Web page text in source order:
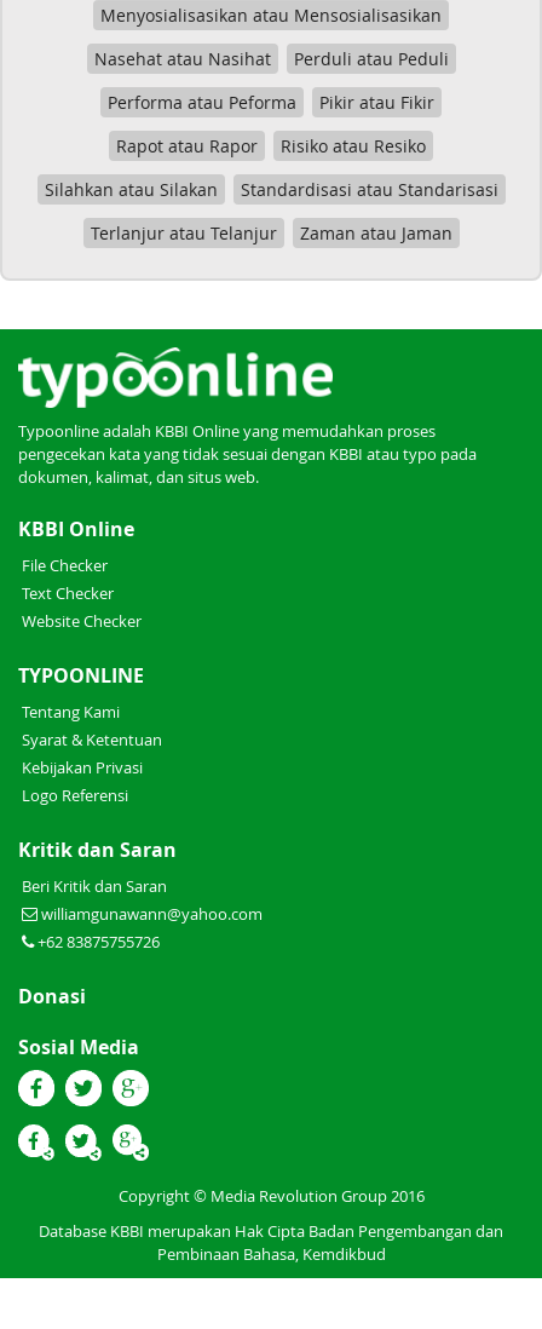
Menyosialisasikan atau Mensosialisasikan
Nasehat atau Nasihat
Perduli atau Peduli
Performa atau Peforma
Pikir atau Fikir
Rapot atau Rapor
Risiko atau Resiko
Silahkan atau Silakan
Standardisasi atau Standarisasi
Terlanjur atau Telanjur
Zaman atau Jaman
Typoonline adalah KBBI Online yang memudahkan proses
pengecekan kata yang tidak sesuai dengan KBBI atau typo pada
dokumen, kalimat, dan situs web.
KBBI Online
File Checker
Text Checker
Website Checker
TYPOONLINE
Tentang Kami
Syarat & Ketentuan
Kebijakan Privasi
Logo Referensi
Kritik dan Saran
Beri Kritik dan Saran
williamgunawann@yahoo.com
+62 83875755726
Donasi
Sosial Media
Copyright © Media Revolution Group 2016
Database KBBI merupakan Hak Cipta Badan Pengembangan dan
Pembinaan Bahasa, Kemdikbud